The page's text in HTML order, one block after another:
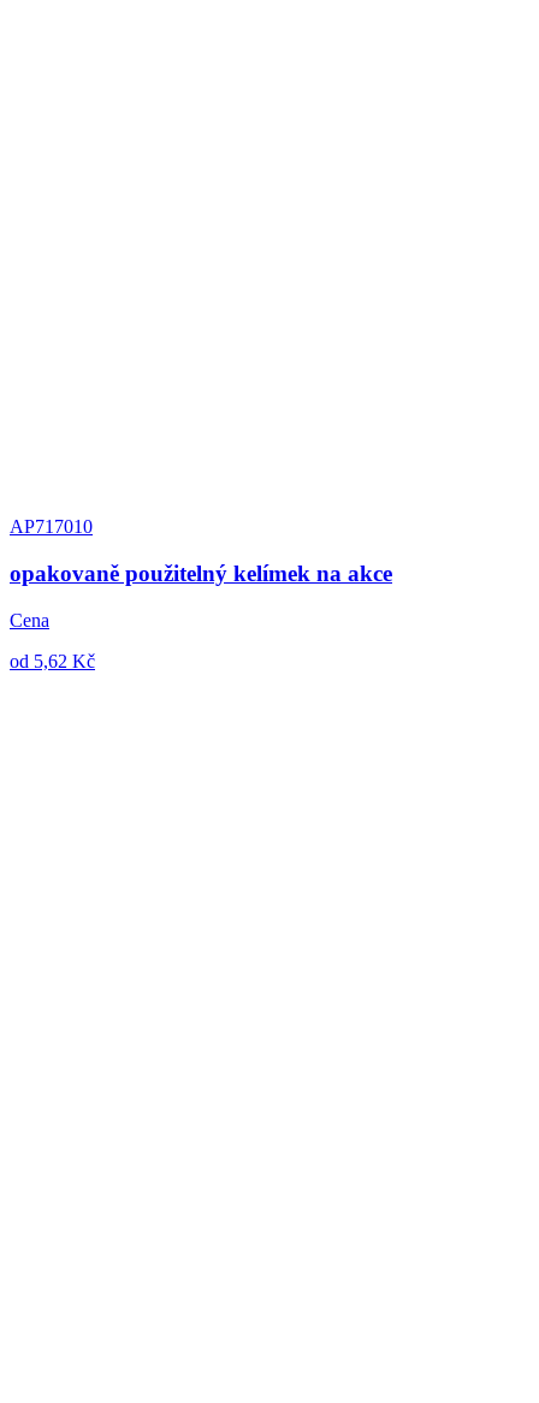
AP717010
opakovaně použitelný kelímek na akce
Cena
od 5,62 Kč